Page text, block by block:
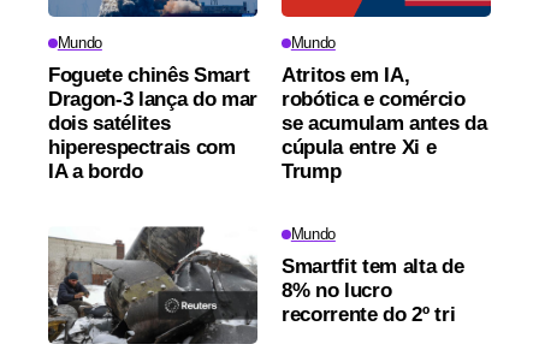
Mundo
Foguete chinês Smart
Dragon-3 lança do mar
dois satélites
hiperespectrais com
IA a bordo
Mundo
Atritos em IA,
robótica e comércio
se acumulam antes da
cúpula entre Xi e
Trump
Mundo
Smartfit tem alta de
8% no lucro
recorrente do 2º tri